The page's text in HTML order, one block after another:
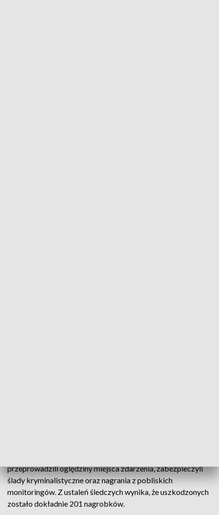
przeprowadzili oględziny miejsca zdarzenia, zabezpieczyli
ślady kryminalistyczne oraz nagrania z pobliskich
monitoringów. Z ustaleń śledczych wynika, że uszkodzonych
zostało dokładnie 201 nagrobków.